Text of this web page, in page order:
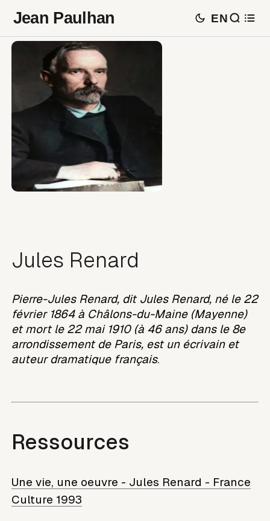
Jean Paulhan EN
Jules Renard
Pierre-Jules Renard, dit Jules Renard, né le 22
février 1864 à Châlons-du-Maine (Mayenne)
et mort le 22 mai 1910 (à 46 ans) dans le 8e
arrondissement de Paris, est un écrivain et
auteur dramatique français.
Ressources
Une vie, une oeuvre - Jules Renard - France
Culture 1993